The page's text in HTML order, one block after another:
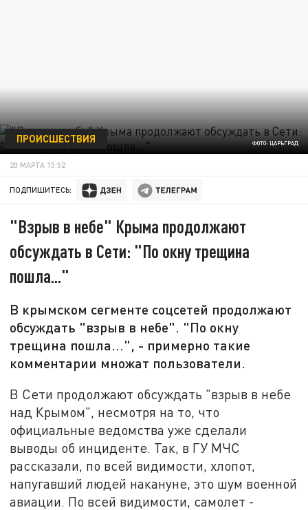
ФОТО: ЦАРЬГРАД
ПРОИСШЕСТВИЯ
20 МАРТА 15:52
ПОДПИШИТЕСЬ:
"Взрыв в небе" Крыма продолжают
обсуждать в Сети: "По окну трещина
пошла..."
В крымском сегменте соцсетей продолжают
обсуждать "взрыв в небе". "По окну
трещина пошла...", - примерно такие
комментарии множат пользователи.
В Сети продолжают обсуждать "взрыв в небе
над Крымом", несмотря на то, что
официальные ведомства уже сделали
выводы об инциденте. Так, в ГУ МЧС
рассказали, по всей видимости, хлопот,
напугавший людей накануне, это шум военной
авиации. По всей видимости, самолет -